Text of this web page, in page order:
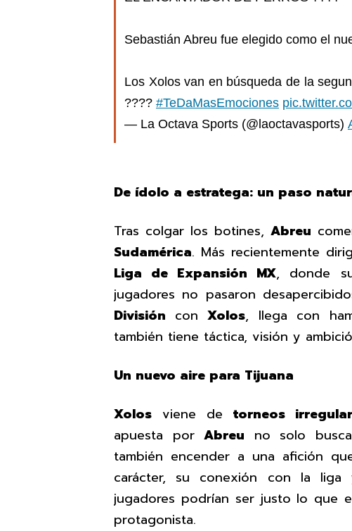
Sebastián Abreu fue elegido como el
Los Xolos van en búsqueda de la
???? #TeDaMasEmociones
— La Octava Sports (@laoctavasports)
De ídolo a estratega: un paso
Tras colgar los botines, Abreu
Sudamérica. Más recientemente
Liga de Expansión MX, donde
jugadores no pasaron
División con Xolos, llega con
también tiene táctica, visión y
Un nuevo aire para Tijuana
Xolos viene de torneos
apuesta por Abreu no solo
también encender a una afición
carácter, su conexión con la
jugadores podrían ser justo lo que
protagonista.